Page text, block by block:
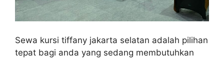
Sewa kursi tiffany jakarta selatan adalah pilihan
tepat bagi anda yang sedang membutuhkan